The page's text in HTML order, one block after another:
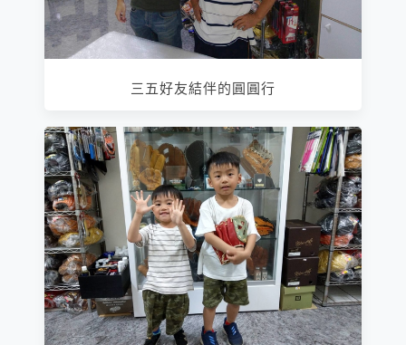
三五好友結伴的圓圓行